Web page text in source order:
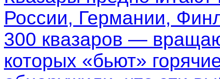
России, Германии,
300 квазаров —
которых «бьют»